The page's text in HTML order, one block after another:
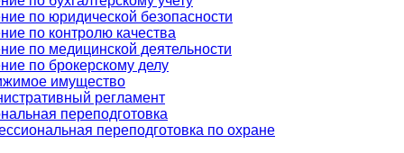
по юридической безопасности
по контролю качества
по медицинской деятельности
по брокерскому делу
имущество
регламент
переподготовка
переподготовка по охране